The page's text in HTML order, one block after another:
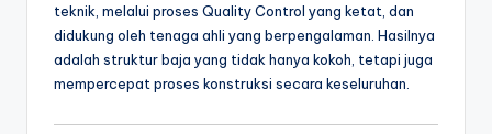
teknik, melalui proses Quality Control yang ketat, dan
didukung oleh tenaga ahli yang berpengalaman. Hasilnya
adalah struktur baja yang tidak hanya kokoh, tetapi juga
mempercepat proses konstruksi secara keseluruhan.